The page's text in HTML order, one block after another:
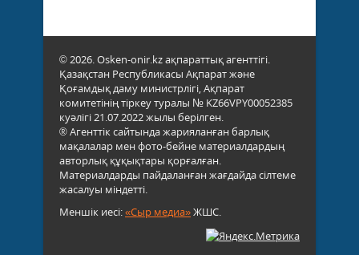
© 2026. Osken-onir.kz ақпараттық агенттігі.
Қазақстан Республикасы Ақпарат және
Қоғамдық даму министрлігі, Ақпарат
комитетінің тіркеу туралы № KZ66VPY00052385
куәлігі 21.07.2022 жылы берілген.
® Агенттік сайтында жарияланған барлық
мақалалар мен фото-бейне материалдардың
авторлық құқықтары қорғалған.
Материалдарды пайдаланған жағдайда сілтеме
жасалуы міндетті.
Меншік иесі:«Сыр медиа»ЖШС.